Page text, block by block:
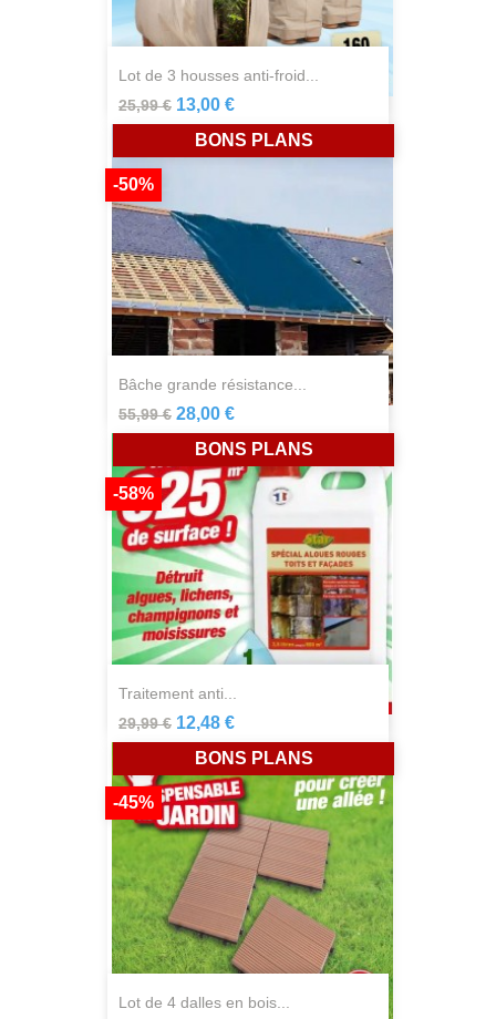
lot de 3 housses anti-froid...
25,99 € 13,00 €
bâche grande résistance...
55,99 €
-50%
28,00 €
BONS PLANS
traitement anti...
29,99 €
-58%
12,48 €
BONS PLANS
lot de 4 dalles en bois...
-45%
BONS PLANS